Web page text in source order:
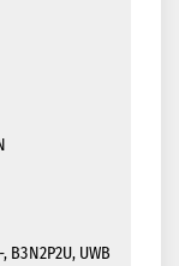
UWB